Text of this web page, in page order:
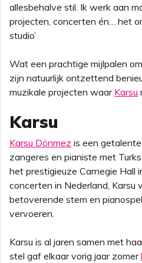
allesbehalve stil. Ik werk aan
projecten, concerten én… het
studio’
Wat een prachtige mijlpalen
zijn natuurlijk ontzettend
muzikale projecten waar Karsu
Karsu
Karsu Dönmez is een
zangeres en pianiste met
het prestigieuze Carnegie Hall
concerten in Nederland, Karsu
betoverende stem en
vervoeren.
Karsu is al jaren samen met
stel gaf elkaar vorig jaar zomer